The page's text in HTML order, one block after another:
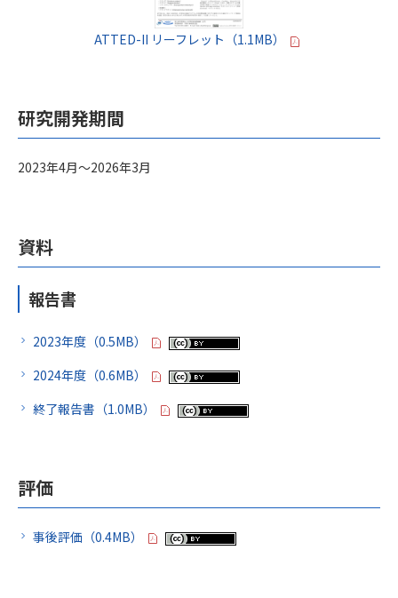
ATTED-II リーフレット（1.1MB）
研究開発期間
2023年4月～2026年3月
資料
報告書
2023年度（0.5MB）
2024年度（0.6MB）
終了報告書（1.0MB）
評価
事後評価（0.4MB）